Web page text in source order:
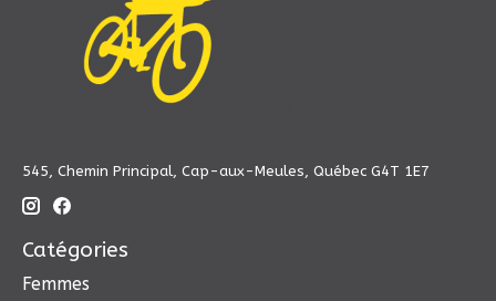
545, Chemin Principal, Cap-aux-Meules, Québec G4T 1E7
Catégories
Femmes